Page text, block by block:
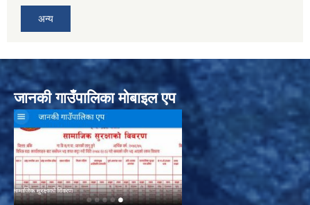
अन्य
जानकी गाउँपालिका मोबाइल एप